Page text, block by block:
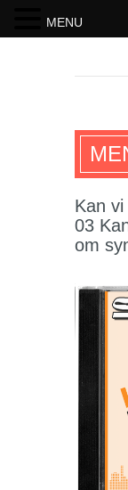
Kan
03
om
MENU